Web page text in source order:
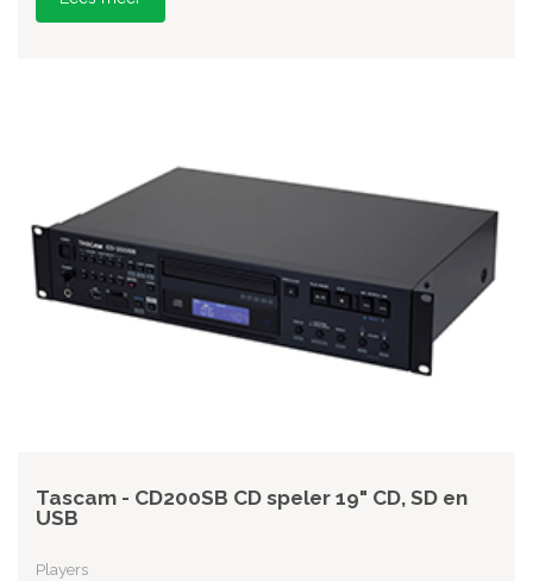
Tascam - CD200SB CD speler 19" CD, SD en
USB
Players